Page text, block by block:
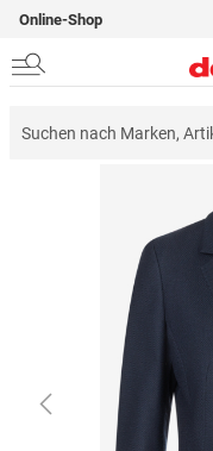
Online-Shop